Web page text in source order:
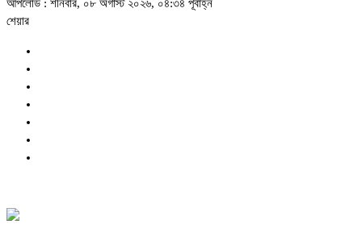
আপলোড : শনিবার, ০৮ অগাস্ট ২০২৬, ০৪:৩৪ পূর্বাহ্ন
শেয়ার